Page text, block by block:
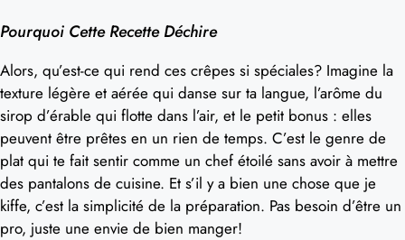
Pourquoi Cette Recette Déchire
Alors, qu’est-ce qui rend ces crêpes si spéciales? Imagine la
texture légère et aérée qui danse sur ta langue, l’arôme du
sirop d’érable qui flotte dans l’air, et le petit bonus : elles
peuvent être prêtes en un rien de temps. C’est le genre de
plat qui te fait sentir comme un chef étoilé sans avoir à mettre
des pantalons de cuisine. Et s’il y a bien une chose que je
kiffe, c’est la simplicité de la préparation. Pas besoin d’être un
pro, juste une envie de bien manger!